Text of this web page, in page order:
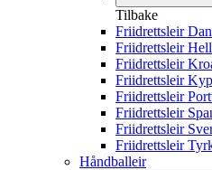
Tilbake
Friidrettsleir
Friidrettsleir
Friidrettsleir
Friidrettsleir
Friidrettsleir
Friidrettsleir
Friidrettsleir
Friidrettsleir
Håndballeir